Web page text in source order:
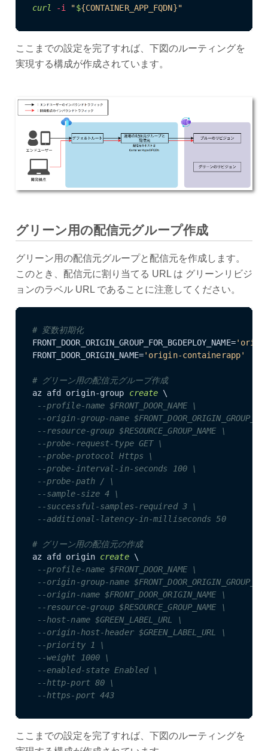
curl
-i "${CONTAINER_APP_FQDN}"
ここまでの設定を完了すれば、下図のルーティングを
実現する構成が作成されています。
グリーン用の配信元グループ作成
グリーン用の配信元グループと配信元を作成します。
このとき、配信元に割り当てる URL は グリーンリビジ
ョンのラベル URL であることに注意してください。
# 変数初期化
FRONT_DOOR_ORIGIN_GROUP_FOR_BGDEPLOY_NAME=
FRONT_DOOR_ORIGIN_NAME='origin-containerapp'
# グリーン用の配信元グループ作成
az afd origin-group create \
--profile-name $FRONT_DOOR_NAME \
--origin-group-name
--resource-group $RESOURCE_GROUP_NAME \
--probe-request-type GET \
--probe-protocol Https \
--probe-interval-in-seconds 100 \
--probe-path / \
--sample-size 4 \
--successful-samples-required 3 \
--additional-latency-in-milliseconds 50
# グリーン用の配信元の作成
az afd origin create \
--profile-name $FRONT_DOOR_NAME \
--origin-group-name
--origin-name $FRONT_DOOR_ORIGIN_NAME \
--resource-group $RESOURCE_GROUP_NAME \
--host-name $GREEN_LABEL_URL \
--origin-host-header $GREEN_LABEL_URL \
--priority 1 \
--weight 1000 \
--enabled-state Enabled \
--http-port 80 \
--https-port 443
ここまでの設定を完了すれば、下図のルーティングを